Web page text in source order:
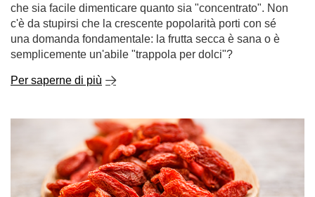
che sia facile dimenticare quanto sia "concentrato". Non
c'è da stupirsi che la crescente popolarità porti con sé
una domanda fondamentale: la frutta secca è sana o è
semplicemente un'abile "trappola per dolci"?
Per saperne di più